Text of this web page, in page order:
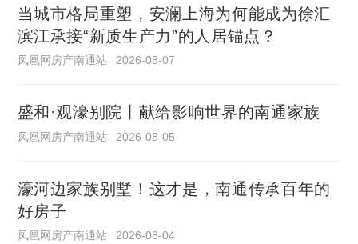
当城市格局重塑，安澜上海为何能成为徐汇
滨江承接“新质生产力”的人居锚点？
凤凰网房产南通站 2026-08-07
盛和·观濠别院丨献给影响世界的南通家族
凤凰网房产南通站 2026-08-05
濠河边家族别墅！这才是，南通传承百年的
好房子
凤凰网房产南通站 2026-08-04